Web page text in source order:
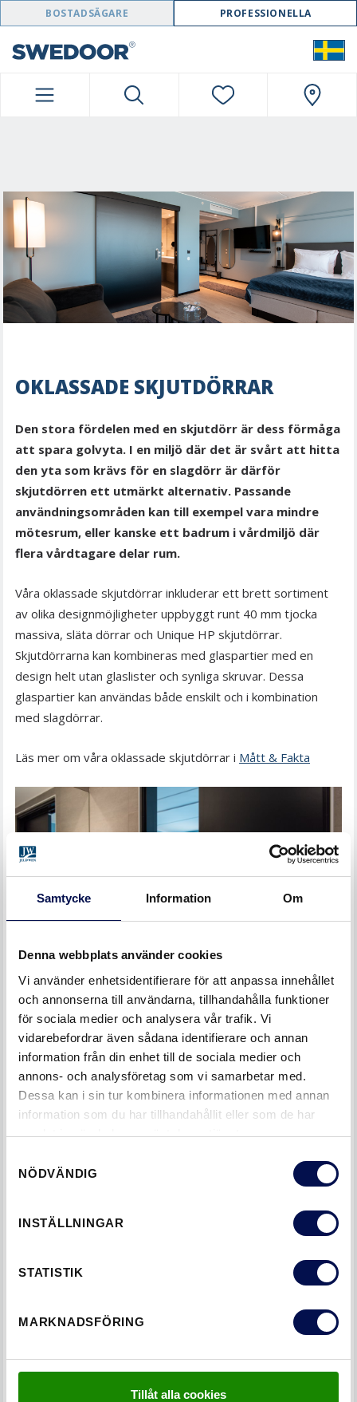
Samtycke Information Om
Denna webbplats använder cookies
Vi använder enhetsidentifierare för att anpassa innehållet
och annonserna till användarna, tillhandahålla funktioner
för sociala medier och analysera vår trafik. Vi
vidarebefordrar även sådana identifierare och annan
information från din enhet till de sociala medier och
annons- och analysföretag som vi samarbetar med.
Dessa kan i sin tur kombinera informationen med annan
information som du har tillhandahållit eller som de har
samlat in när du har använt deras tjänster.
NÖDVÄNDIG
INSTÄLLNINGAR
STATISTIK
MARKNADSFÖRING
Tillåt alla cookies
SWEDOOR NAVIGATION
BOSTADSÄGARE PROFESSIONELLA
OKLASSADE SKJUTDÖRRAR
Den stora fördelen med en skjutdörr är dess förmåga
att spara golvyta. I en miljö där det är svårt att hitta
den yta som krävs för en slagdörr är därför
skjutdörren ett utmärkt alternativ. Passande
användningsområden kan till exempel vara mindre
mötesrum, eller kanske ett badrum i vårdmiljö där
flera vårdtagare delar rum.
Våra oklassade skjutdörrar inkluderar ett brett sortiment
av olika designmöjligheter uppbyggt runt 40 mm tjocka
massiva, släta dörrar och Unique HP skjutdörrar.
Skjutdörrarna kan kombineras med glaspartier med en
design helt utan glaslister och synliga skruvar. Dessa
glaspartier kan användas både enskilt och i kombination
med slagdörrar.
Läs mer om våra oklassade skjutdörrar i Mått & Fakta
LÄS NÄSTA
SKJUTDÖRRAR
GILLADE DU VAD DU LÄSTE?
DELA DET HÄR MED EN VÄN